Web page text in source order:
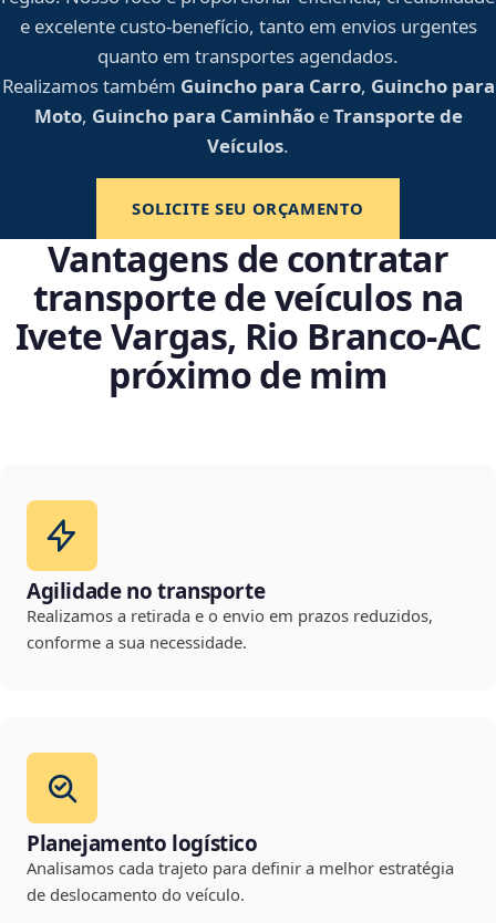
e excelente custo-benefício, tanto em envios urgentes
quanto em transportes agendados.
Realizamos também Guincho para Carro, Guincho para
Moto, Guincho para CaminhãoeTransporte de
Veículos.
SOLICITE SEU ORÇAMENTO
Vantagens de contratar
transporte de veículos na
Ivete Vargas, Rio Branco‑AC
próximo de mim
Agilidade no transporte
Realizamos a retirada e o envio em prazos reduzidos,
conforme a sua necessidade.
Planejamento logístico
Analisamos cada trajeto para definir a melhor estratégia
de deslocamento do veículo.